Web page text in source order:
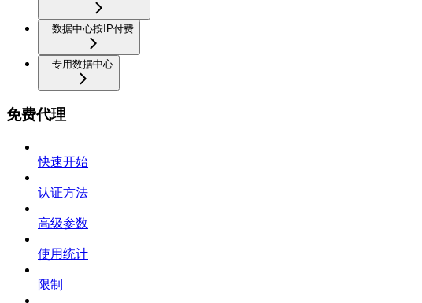
数据中心按IP付费
专用数据中心
免费代理
快速开始
认证方法
高级参数
使用统计
限制